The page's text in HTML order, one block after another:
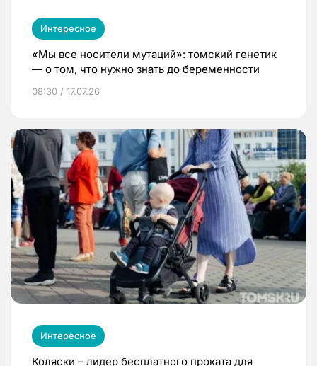
Интересное
«Мы все носители мутаций»: томский генетик
— о том, что нужно знать до беременности
08:30 / 17.07.26
Интересное
Коляски – лидер бесплатного проката для